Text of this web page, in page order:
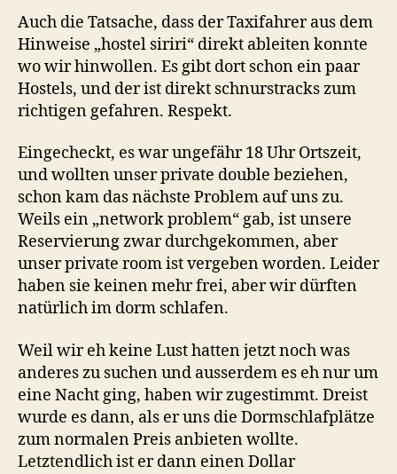
Auch die Tatsache, dass der Taxifahrer aus dem
Hinweise „hostel siriri“ direkt ableiten konnte
wo wir hinwollen. Es gibt dort schon ein paar
Hostels, und der ist direkt schnurstracks zum
richtigen gefahren. Respekt.
Eingecheckt, es war ungefähr 18 Uhr Ortszeit,
und wollten unser private double beziehen,
schon kam das nächste Problem auf uns zu.
Weils ein „network problem“ gab, ist unsere
Reservierung zwar durchgekommen, aber
unser private room ist vergeben worden. Leider
haben sie keinen mehr frei, aber wir dürften
natürlich im dorm schlafen.
Weil wir eh keine Lust hatten jetzt noch was
anderes zu suchen und ausserdem es eh nur um
eine Nacht ging, haben wir zugestimmt. Dreist
wurde es dann, als er uns die Dormschlafplätze
zum normalen Preis anbieten wollte.
Letztendlich ist er dann einen Dollar